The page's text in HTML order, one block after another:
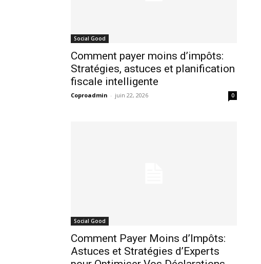
Social Good
Comment payer moins d’impôts:
Stratégies, astuces et planification
fiscale intelligente
Coproadmin - juin 22, 2026 0
Social Good
Comment Payer Moins d’Impôts:
Astuces et Stratégies d’Experts